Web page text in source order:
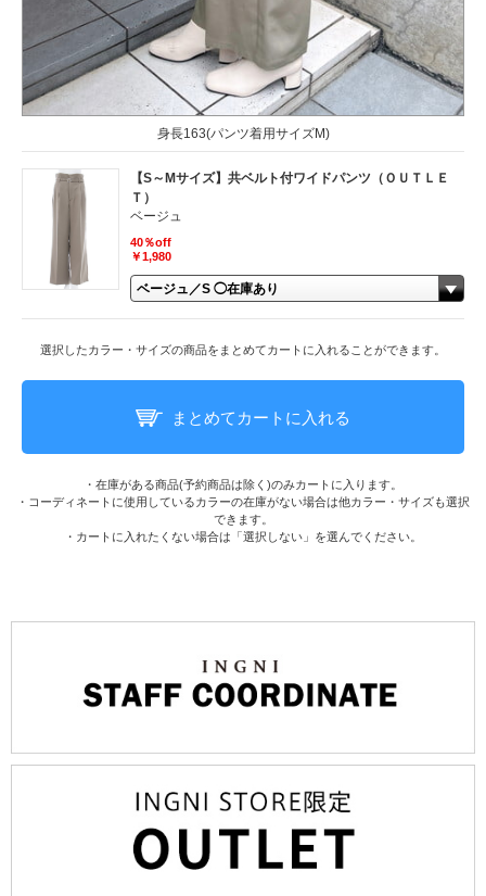
身長163(パンツ着用サイズM)
【S～Mサイズ】共ベルト付ワイドパンツ（ＯＵＴＬＥ
Ｔ）
ベージュ
40％off
￥1,980
選択したカラー・サイズの商品をまとめてカートに入れることができます。
まとめてカートに入れる
・在庫がある商品(予約商品は除く)のみカートに入ります。
・コーディネートに使用しているカラーの在庫がない場合は他カラー・サイズも選択
できます。
・カートに入れたくない場合は「選択しない」を選んでください。